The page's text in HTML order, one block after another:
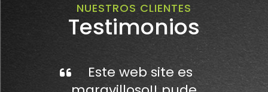
NUESTROS CLIENTES
Testimonios
Este web site es